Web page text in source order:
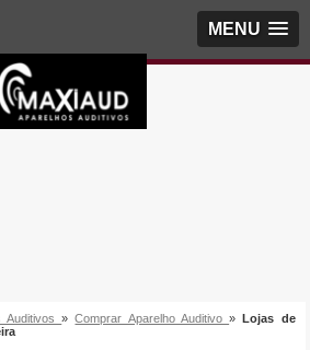
MENU
Auditivos»Comprar Aparelho Auditivo»Lojas de